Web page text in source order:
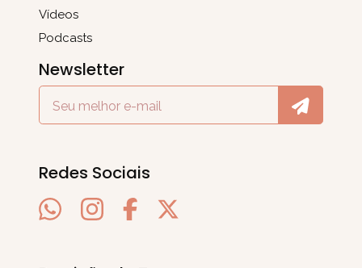
Vídeos
Podcasts
Newsletter
Redes Sociais